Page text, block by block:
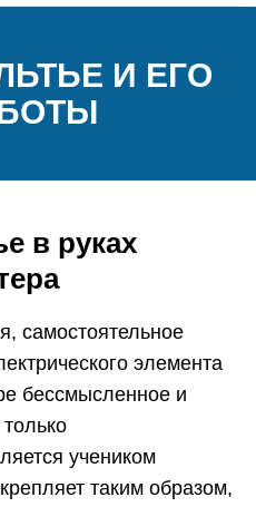
И ЕГО
в руках
самостоятельное
элемента
бессмысленное и
учеником
таким образом,